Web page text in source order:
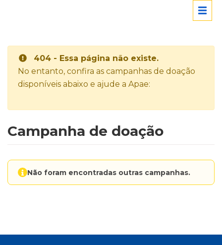
404 - Essa página não existe.
No entanto, confira as campanhas de doação
disponíveis abaixo e ajude a Apae:
Campanha de doação
Não foram encontradas outras campanhas.